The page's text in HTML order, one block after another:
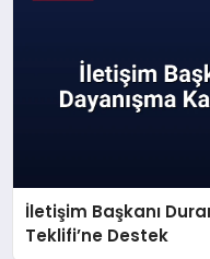
İletişim Başkanı
Teklifi’ne Destek